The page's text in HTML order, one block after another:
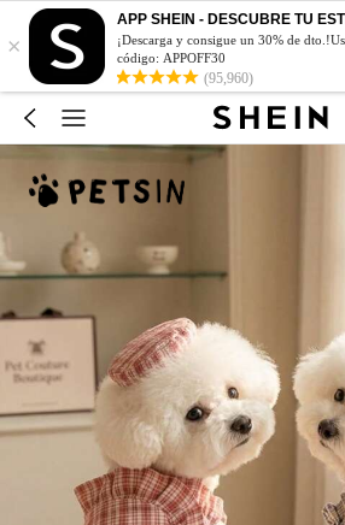
×
APP SHEIN - DESCUBRE TU
¡Descarga y consigue un 30% de
código: APPOFF30
(95,960)